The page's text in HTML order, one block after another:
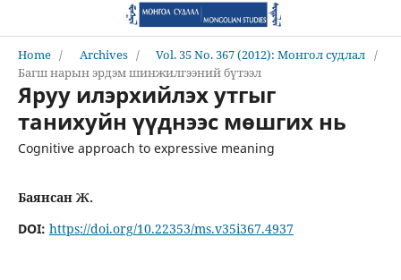
Home / Archives / Vol. 35 No. 367 (2012): Монгол судлал /
Багш нарын эрдэм шинжилгээний бүтээл
Яруу илэрхийлэх утгыг
танихуйн үүднээс мөшгих нь
Cognitive approach to expressive meaning
Баянсан Ж.
DOI: https://doi.org/10.22353/ms.v35i367.4937